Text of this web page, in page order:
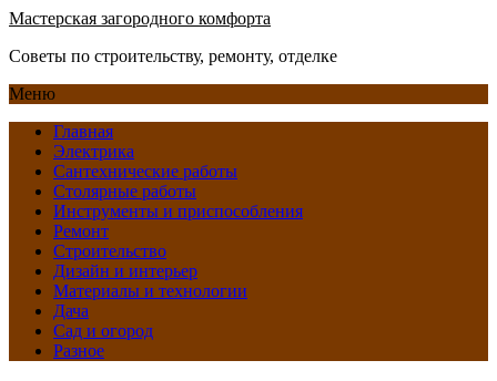
Мастерская загородного комфорта
Советы по строительству, ремонту, отделке
Меню
Главная
Электрика
Сантехнические работы
Столярные работы
Инструменты и приспособления
Ремонт
Строительство
Дизайн и интерьер
Материалы и технологии
Дача
Сад и огород
Разное